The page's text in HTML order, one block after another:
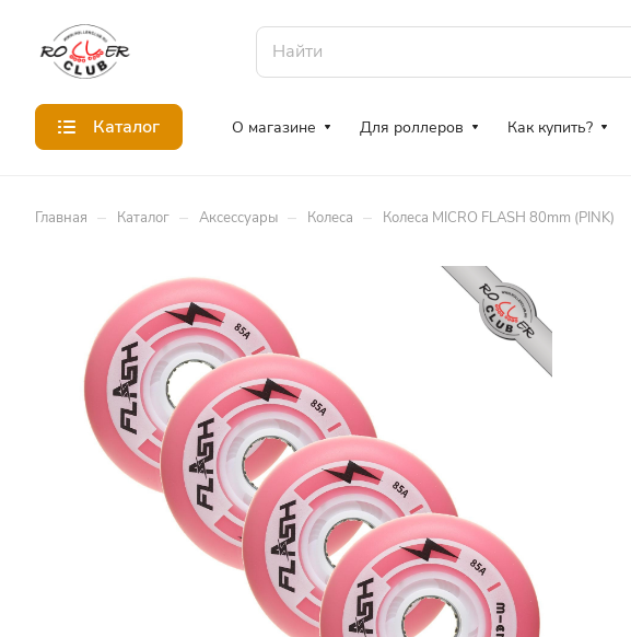
Каталог О магазине Для роллеров Как купить?
Главная – Каталог – Аксессуары – Колеса – Колеса MICRO FLASH 80mm (PINK)